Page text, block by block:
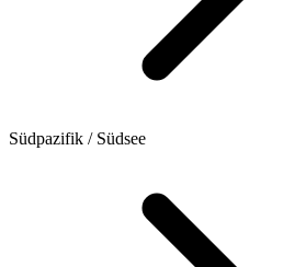
Südpazifik / Südsee